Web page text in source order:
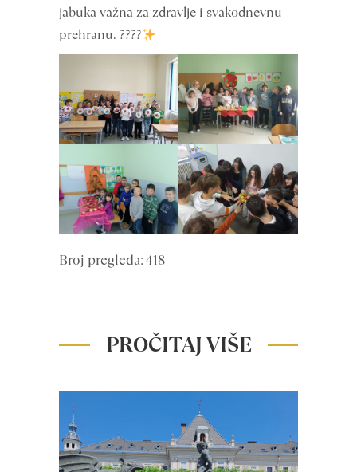
jabuka važna za zdravlje i svakodnevnu
prehranu. ????
Broj pregleda: 418
PROČITAJ VIŠE